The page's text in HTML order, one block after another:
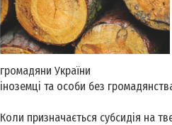
громадяни України
іноземці та особи без
Коли призначається субсидія на